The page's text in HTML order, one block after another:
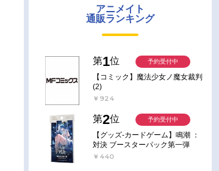
アニメイト
通販ランキング
第1位
【コミック】魔法少女ノ魔女裁判
(2)
￥924
予約受付中
第2位
【グッズ-カードゲーム】鳴潮 ：
対決 ブースターパック第一弾
【ポイント2倍】
￥440
予約受付中